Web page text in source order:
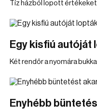
Tíz házból lopott
Egy kisfiú autóját
Két rendőr a nyomára
Enyhébb